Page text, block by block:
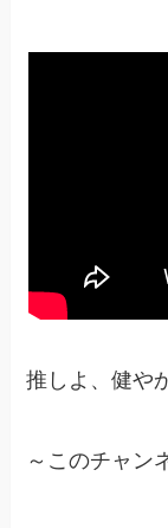
推しよ、健や
～このチャン